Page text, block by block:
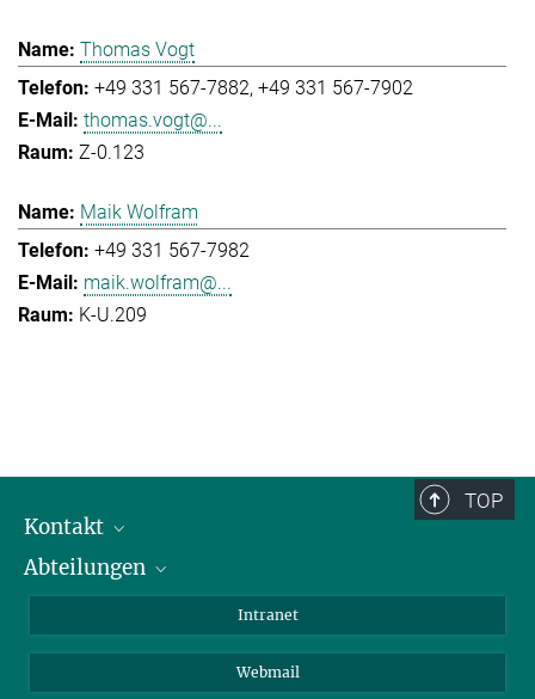
Thomas Vogt
+49 331 567-7882 +49 331 567-7902
thomas.vogt@...
Z-0.123
Maik Wolfram
+49 331 567-7982
maik.wolfram@...
K-U.209
TOP
Kontakt
Mitarbeiterverzeichnis
Abteilungen
Kolloidchemie
Intranet
Webmail